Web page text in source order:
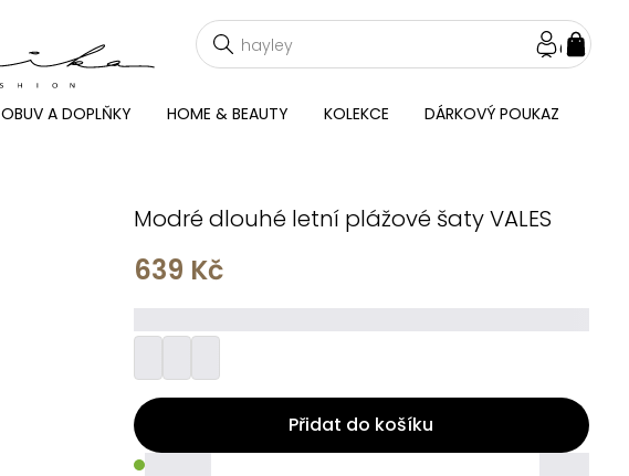
OBUV A DOPLŇKY HOME & BEAUTY KOLEKCE DÁRKOVÝ POUKAZ
Modré dlouhé letní plážové šaty VALES
639 Kč
Přidat do košíku
_____